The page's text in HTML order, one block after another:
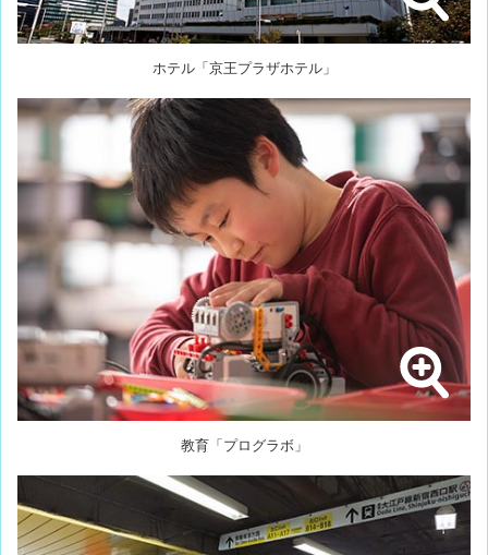
ホテル「京王プラザホテル」
教育「プログラボ」